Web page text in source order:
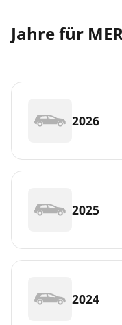
Jahre für
2026
2025
2024